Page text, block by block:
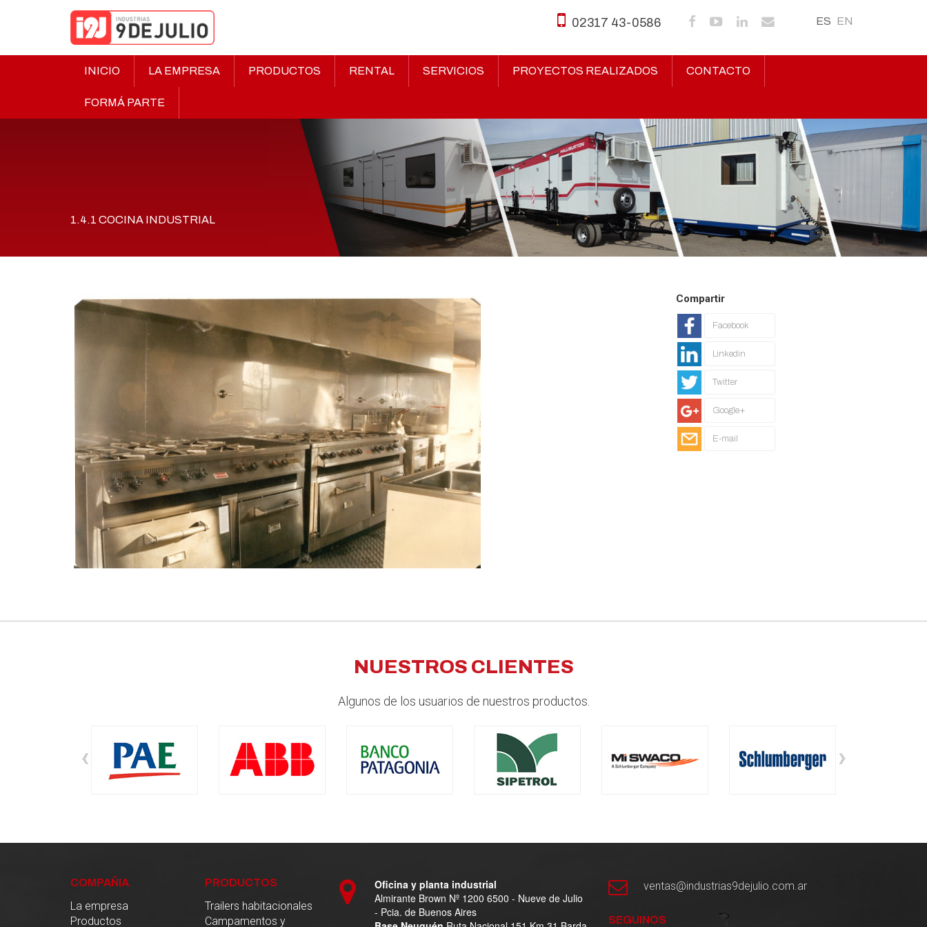
ES EN
02317 43-0586
INICIO LA EMPRESA PRODUCTOS RENTAL SERVICIOS PROYECTOS REALIZADOS CONTACTO
FORMÁ PARTE
1.4.1 COCINA INDUSTRIAL
Compartir
Facebook
Linkedin
Twitter
Google+
E-mail
NUESTROS CLIENTES
Algunos de los usuarios de nuestros productos.
‹ ›
COMPAÑIA
La empresa
Productos
PRODUCTOS
Trailers habitacionales
Campamentos y
Oficina y planta industrial
Almirante Brown Nº 1200 6500 - Nueve de Julio
- Pcia. de Buenos Aires
ventas@industrias9dejulio.com.ar
SEGUINOS